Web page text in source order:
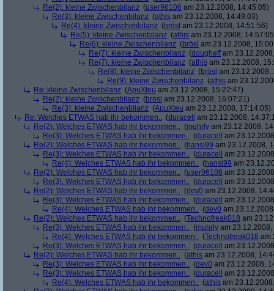
Re(2): kleine Zwischenbilanz (user96106 am 23.12.2008, 14:45:05)
Re(3): kleine Zwischenbilanz (athis am 23.12.2008, 14:49:03)
Re(4): kleine Zwischenbilanz (brösl am 23.12.2008, 14:51:56)
Re(5): kleine Zwischenbilanz (athis am 23.12.2008,
Re(6): kleine Zwischenbilanz (brösl am 23.12.2008,
Re(7): kleine Zwischenbilanz (dougheffam
Re(7): kleine Zwischenbilanz (athis am 23.12.2008,
Re(8): kleine Zwischenbilanz (brösl am 23.12.2008,
Re(9): kleine Zwischenbilanz (athis am
Re: kleine Zwischenbilanz (ApuXteu am 23.12.2008, 15:22:47)
Re(2): kleine Zwischenbilanz (brösl am 23.12.2008, 16:07:21)
Re(3): kleine Zwischenbilanz (ApuXteu am 23.12.2008, 17:14:05)
Re: Welches ETWAS hab ihr bekommen.. (duracell
am 23.12.2008,
Re(2): Welches ETWAS hab ihr bekommen.. (muhrly am 23.12.2008,
Re(3): Welches ETWAS hab ihr bekommen.. (duracell
am
Re(2): Welches ETWAS hab ihr bekommen.. (hansi99 am 23.12.2008,
Re(3): Welches ETWAS hab ihr bekommen.. (duracell
am
Re(4): Welches ETWAS hab ihr bekommen.. (hansi99 am
Re(2): Welches ETWAS hab ihr bekommen.. (user96106 am
Re(3): Welches ETWAS hab ihr bekommen.. (duracell
am
Re(2): Welches ETWAS hab ihr bekommen.. (dev0 am 23.12.2008,
Re(3): Welches ETWAS hab ihr bekommen.. (duracell
am
Re(4): Welches ETWAS hab ihr bekommen.. (dev0 am
Re(2): Welches ETWAS hab ihr bekommen.. (Technofreak018 am
Re(3): Welches ETWAS hab ihr bekommen.. (muhrly am
Re(4): Welches ETWAS hab ihr bekommen.. (Technofreak018 am
Re(3): Welches ETWAS hab ihr bekommen.. (duracell
am
Re(2): Welches ETWAS hab ihr bekommen.. (athis am 23.12.2008,
Re(3): Welches ETWAS hab ihr bekommen.. (dev0 am 23.12.2008,
Re(3): Welches ETWAS hab ihr bekommen.. (duracell
am
Re(4): Welches ETWAS hab ihr bekommen.. (athis am